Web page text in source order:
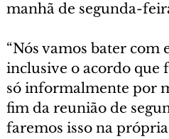
manhã de segunda-
“Nós vamos bater
inclusive o acordo que
só informalmente por
fim da reunião de
faremos isso na